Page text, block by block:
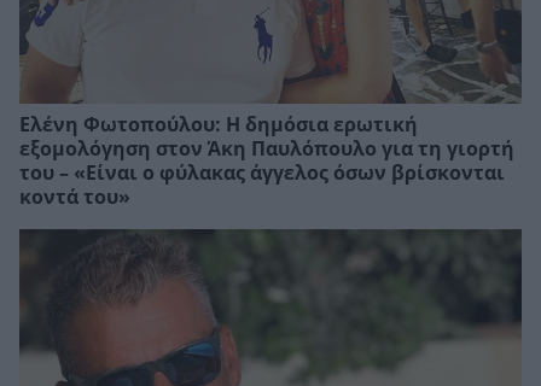
Ελένη Φωτοπούλου: Η δημόσια ερωτική
εξομολόγηση στον Άκη Παυλόπουλο για τη γιορτή
του – «Είναι ο φύλακας άγγελος όσων βρίσκονται
κοντά του»